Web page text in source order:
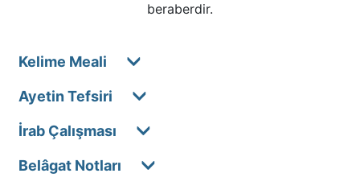
beraberdir.
Kelime Meali
Ayetin Tefsiri
İrab Çalışması
Belâgat Notları